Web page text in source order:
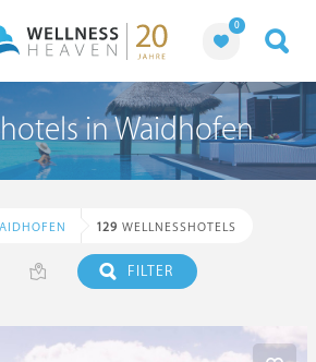
0
in Waidhofen
129 WELLNESSHOTELS
FILTER